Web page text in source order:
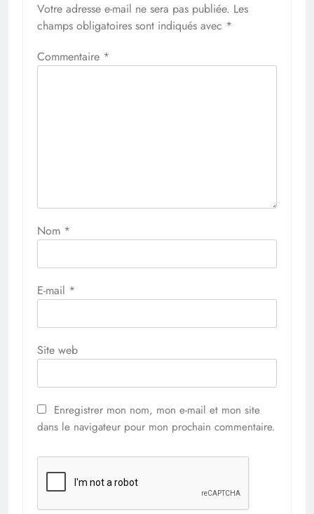
Votre adresse e-mail ne sera pas publiée. Les
champs obligatoires sont indiqués avec *
Commentaire *
Nom *
E-mail *
Site web
Enregistrer mon nom, mon e-mail et mon site
dans le navigateur pour mon prochain commentaire.